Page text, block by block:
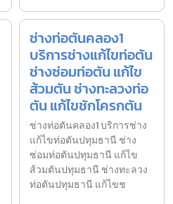
ช่างท่อตันคลอง1
บริการช่างแก้ไขท่อตัน
ช่างซ่อมท่อตัน แก้ไข
ส้วมตัน ช่างทะลวงท่อ
ตัน แก้ไขชักโครกตัน
ช่างท่อตันคลอง1 บริการช่าง
แก้ไขท่อตันปทุมธานี ช่าง
ซ่อมท่อตันปทุมธานี แก้ไข
ส้วมตันปทุมธานี ช่างทะลวง
ท่อตันปทุมธานี แก้ไขช